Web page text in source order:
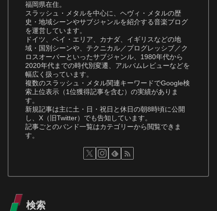
福岡県在住。
スラッシュ・メタルを中心に、ヘヴィ・メタルの歴
史・地域シーンやサブジャンルを紹介する音楽ブログ
を運営しています。
ドイツ、ベイ・エリア、カナダ、イギリスなどの地
域・国別シーンや、テクニカル／プログレッシブ／ク
ロスオーバーといったサブジャンル、1980年代から
2020年代までの時代別変遷、アルバムレビューなどを
幅広く扱っています。
複数のスラッシュ・メタル関連キーワードでGoogle検
索上位表示（1位獲得記事を含む）の実績がありま
す。
新規記事は主に土・日・祝日と休日の朝8時頃に公開
し、X（旧Twitter）でも告知しています。
記事ごとのバンド一覧はカテゴリーから閲覧できま
す。
検索